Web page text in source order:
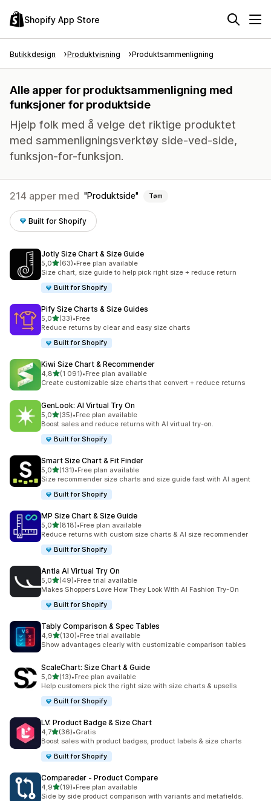
Shopify App Store
Butikkdesign Produktvisning Produktsammenligning
Alle apper for produktsammenligning med
funksjoner for produktside
Hjelp folk med å velge det riktige produktet
med sammenligningsverktøy side-ved-side,
funksjon-for-funksjon.
214 apper med Produktside Tøm
Built for Shopify
Jotly Size Chart & Size Guide
5,0av 5 stjerner
(63)
Totalt 63 omtaler
•Free plan available
Size chart, size guide to help pick right size + reduce return
Built for Shopify
Pify Size Charts & Size Guides
5,0av 5 stjerner
(33)
Totalt 33 omtaler
•Free
Reduce returns by clear and easy size charts
Built for Shopify
Kiwi Size Chart & Recommender
4,8av 5 stjerner
(1 091)
Totalt 1091 omtaler
•Free plan available
Create customizable size charts that convert + reduce returns
GenLook: AI Virtual Try On
5,0av 5 stjerner
(35)
Totalt 35 omtaler
•Free plan available
Boost sales and reduce returns with AI virtual try-on.
Built for Shopify
Smart Size Chart & Fit Finder
5,0av 5 stjerner
(131)
Totalt 131 omtaler
•Free plan available
Size recommender size charts and size guide fast with AI agent
Built for Shopify
MP Size Chart & Size Guide
5,0av 5 stjerner
(818)
Totalt 818 omtaler
•Free plan available
Reduce returns with custom size charts & AI size recommender
Built for Shopify
Antla AI Virtual Try On
5,0av 5 stjerner
(49)
Totalt 49 omtaler
•Free trial available
Makes Shoppers Love How They Look With AI Fashion Try-On
Built for Shopify
Tably Comparison & Spec Tables
4,9av 5 stjerner
(130)
Totalt 130 omtaler
•Free trial available
Show advantages clearly with customizable comparison tables
ScaleChart: Size Chart & Guide
5,0av 5 stjerner
(13)
Totalt 13 omtaler
•Free plan available
Help customers pick the right size with size charts & upsells
Built for Shopify
LV: Product Badge & Size Chart
4,7av 5 stjerner
(36)
Totalt 36 omtaler
•Gratis
Boost sales with product badges, product labels & size charts
Built for Shopify
Compareder ‑ Product Compare
4,9av 5 stjerner
(19)
Totalt 19 omtaler
•Free plan available
Side by side product comparison with variants and metafields.